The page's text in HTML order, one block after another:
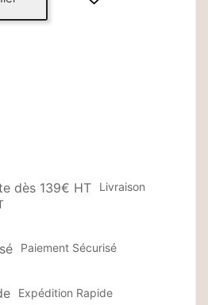
Livraison
Paiement Sécurisé
Expédition Rapide